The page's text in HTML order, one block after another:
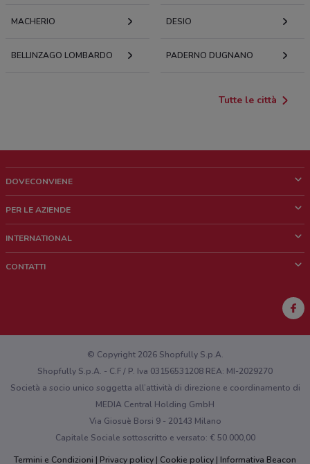
295 m
297 m
Piazza Roma, 2 Brugherio
VIA TRE RE 6 Brugherio
VIA LOMBARDIA 51/53 Brugherio
307 m
MACHERIO DESIO
BELLINZAGO LOMBARDO PADERNO DUGNANO
Tutte le città
DOVECONVIENE
Chi siamo
Lavora con noi
PER LE AZIENDE
Richieste commerciali e marketing
INTERNATIONAL
CONTATTI
Hai un malfunzionamento sul web o sull'app?
© Copyright 2026 Shopfully S.p.A.
Shopfully S.p.A. - C.F / P. Iva 03156531208 REA: MI-2029270
Società a socio unico soggetta all’attività di direzione e coordinamento di
MEDIA Central Holding GmbH
Via Giosuè Borsi 9 - 20143 Milano
Capitale Sociale sottoscritto e versato: € 50.000,00
Termini e Condizioni
Privacy policy Cookie policy Informativa Beacon